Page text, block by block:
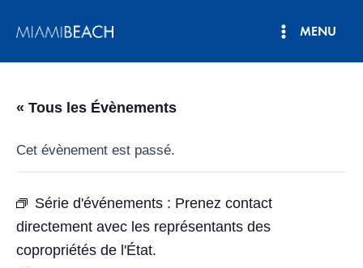
MENU
« Tous les Évènements
Cet évènement est passé.
Série d'événements : Prenez contact
directement avec les représentants des
copropriétés de l'État.